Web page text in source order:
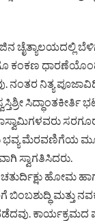
ಚೈತ್ಯಾಲಯದಲ್ಲಿ
ಕಂಕಣ
ನಂತರ ನಿತ್ಯ
ಸಿದ್ಧಾಂತಕೀರ್ತಿ
ಭವ್ಯ ಮೆರವಣಿಗೆಯ
ಸ್ವಾಗತಿಸಿದರು.
ಹೋಮ
ಬಿಂಬಶುದ್ಧಿ ಮತ್ತು
ಕಾರ್ಯಕ್ರಮದ